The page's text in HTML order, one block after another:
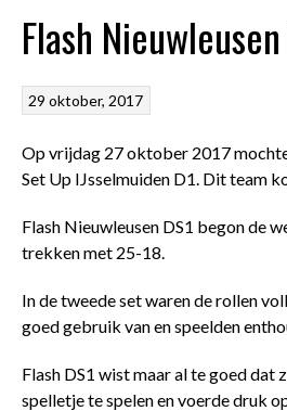
Flash
29 oktober, 2017
Op vrijdag 27 oktober 2017
Set Up IJsselmuiden D1. Dit team
Flash Nieuwleusen DS1 begon de
trekken met 25-18.
In de tweede set waren de rollen
goed gebruik van en speelden
Flash DS1 wist maar al te goed dat
spelletje te spelen en voerde druk